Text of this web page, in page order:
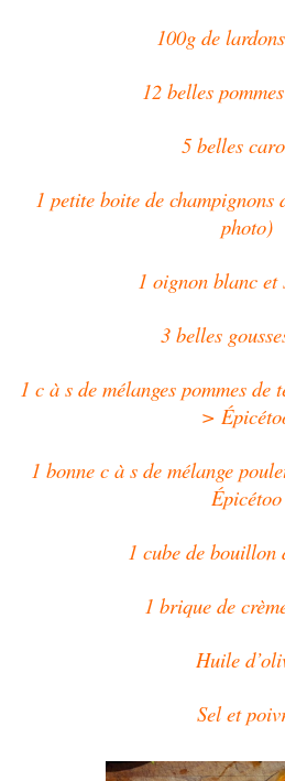
100g de
12 belles
5 belles
1 petite boite de
photo)
1 oignon blanc et
3 belles
1 c à s de mélanges pommes
>
1 bonne c à s de mélange
Épicétoo
1 cube de bouillon
1 brique de
Huile
Sel et